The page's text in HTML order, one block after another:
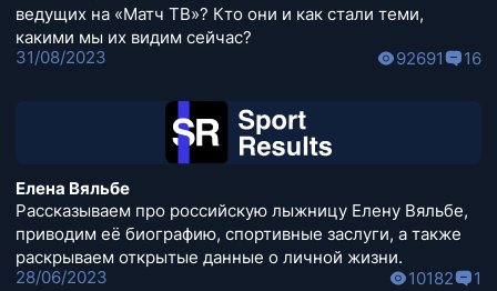
ведущих на «Матч ТВ»? Кто они и как стали теми,
какими мы их видим сейчас?
31/08/2023
92691 16
Елена Вяльбе
Рассказываем про российскую лыжницу Елену Вяльбе,
приводим её биографию, спортивные заслуги, а также
раскрываем открытые данные о личной жизни.
28/06/2023
10182 1